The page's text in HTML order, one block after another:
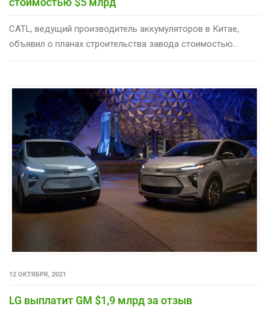
CATL, ведущий производитель аккумуляторов в Китае,
объявил о планах строительства завода стоимостью...
12 ОКТЯБРЯ, 2021
LG выплатит GM $1,9 млрд за отзыв